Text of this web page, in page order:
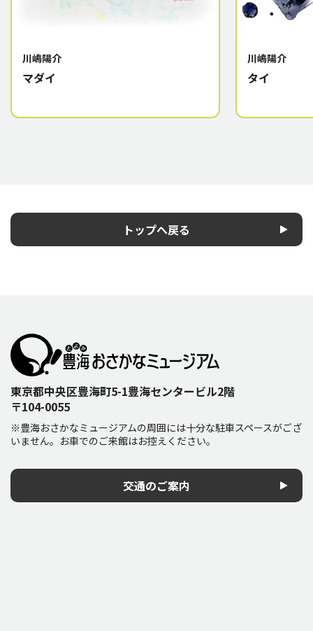
川嶋陽介
マダイ
川嶋陽介
タイ
トップへ戻る
東京都中央区豊海町5-1豊海センタービル2階
〒104-0055
※豊海おさかなミュージアムの周囲には十分な駐車スペースがござ
いません。お車でのご来館はお控えください。
交通のご案内